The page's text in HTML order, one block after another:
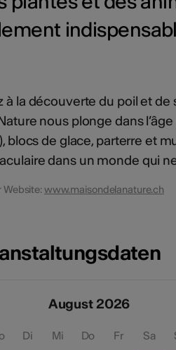
à la découverte du poil et
nous plonge dans
blocs de glace, parterre et
dans un monde qui
Website: www.maisondelanature.ch
August 2026
Di Mi Do Fr Sa